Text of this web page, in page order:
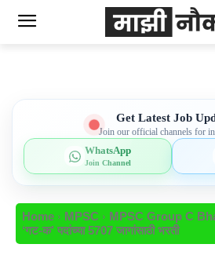
Get Latest Job
Join our official channels for
WhatsApp
Join Channel
Home MPSC
MPSC Group C
‘गट-क’ पदांच्या 5707 जागांसाठी भरती